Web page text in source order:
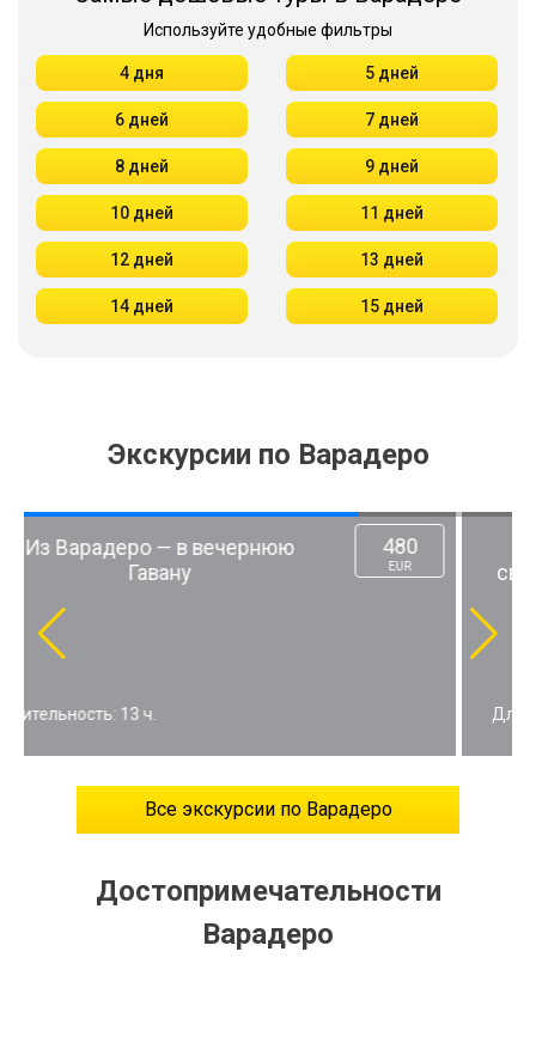
Используйте удобные фильтры
4 дня 5 дней
6 дней 7 дней
8 дней 9 дней
10 дней 11 дней
12 дней 13 дней
14 дней 15 дней
Экскурсии по Варадеро
Путешествие вглубь Острова
свободы: три старинных города
Длительность: 13 ч.
Все экскурсии по Варадеро
Достопримечательности
Варадеро